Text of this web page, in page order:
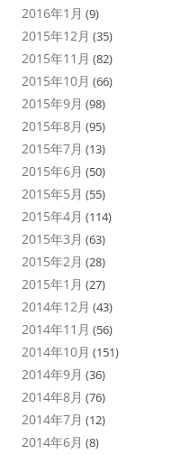
2016年1月 (9)
2015年12月 (35)
2015年11月 (82)
2015年10月 (66)
2015年9月 (98)
2015年8月 (95)
2015年7月 (13)
2015年6月 (50)
2015年5月 (55)
2015年4月 (114)
2015年3月 (63)
2015年2月 (28)
2015年1月 (27)
2014年12月 (43)
2014年11月 (56)
2014年10月 (151)
2014年9月 (36)
2014年8月 (76)
2014年7月 (12)
2014年6月 (8)